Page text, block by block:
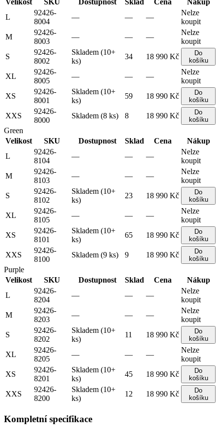
Velikost SKU Dostupnost Sklad Cena
Nákup
L
92426-
8004
— — —
Nelze
koupit
M
92426-
8003
— — —
Nelze
koupit
S
92426-
8002
Skladem (10+
ks)
34 18 990 Kč
Do
košíku
XL
92426-
8005
— — —
Nelze
koupit
XS
92426-
8001
Skladem (10+
ks)
59 18 990 Kč
Do
košíku
XXS
92426-
8000
Skladem (8 ks) 8 18 990 Kč
Do
košíku
Green
Velikost
SKU Dostupnost Sklad Cena
Nákup
L
92426-
8104
— — —
Nelze
koupit
M
92426-
8103
— — —
Nelze
koupit
S
92426-
8102
Skladem (10+
ks)
23 18 990 Kč
Do
košíku
XL
92426-
8105
— — —
Nelze
koupit
XS
92426-
8101
Skladem (10+
ks)
65 18 990 Kč
Do
košíku
XXS
92426-
8100
Skladem (9 ks) 9 18 990 Kč
Do
košíku
Purple
Velikost
SKU Dostupnost Sklad Cena
Nákup
L
92426-
8204
— — —
Nelze
koupit
M
92426-
8203
— — —
Nelze
koupit
S
92426-
8202
Skladem (10+
ks)
11 18 990 Kč
Do
košíku
XL
92426-
8205
— — —
Nelze
koupit
XS
92426-
8201
Skladem (10+
ks)
45 18 990 Kč
Do
košíku
XXS
92426-
8200
Skladem (10+
ks)
12 18 990 Kč
Do
košíku
Kompletní specifikace